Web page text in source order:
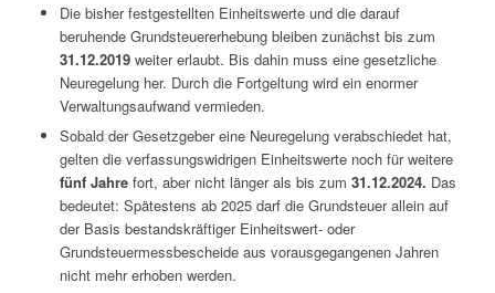
Die bisher festgestellten Einheitswerte und die darauf
beruhende Grundsteuererhebung bleiben zunächst bis zum
31.12.2019weiter erlaubt. Bis dahin muss eine gesetzliche
Neuregelung her. Durch die Fortgeltung wird ein enormer
Verwaltungsaufwand vermieden.
Sobald der Gesetzgeber eine Neuregelung verabschiedet hat,
gelten die verfassungswidrigen Einheitswerte noch für weitere
fünf Jahrefort, aber nicht länger als bis zum 31.12.2024. Das
bedeutet: Spätestens ab 2025 darf die Grundsteuer allein auf
der Basis bestandskräftiger Einheitswert- oder
Grundsteuermessbescheide aus vorausgegangenen Jahren
nicht mehr erhoben werden.